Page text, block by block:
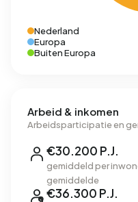
Nederland
Europa
Buiten Europa
Arbeid & inkomen
Arbeidsparticipatie en
€30.200 P.J.
gemiddeld per
gemiddelde
€36.300 P.J.